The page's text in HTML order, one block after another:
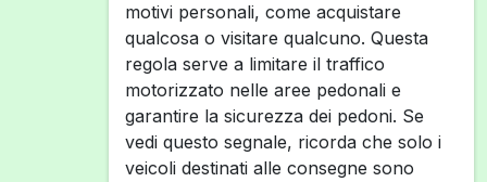
motivi personali, come acquistare
qualcosa o visitare qualcuno. Questa
regola serve a limitare il traffico
motorizzato nelle aree pedonali e
garantire la sicurezza dei pedoni. Se
vedi questo segnale, ricorda che solo i
veicoli destinati alle consegne sono